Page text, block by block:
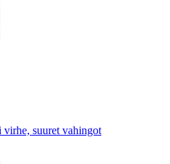
suuret vahingot